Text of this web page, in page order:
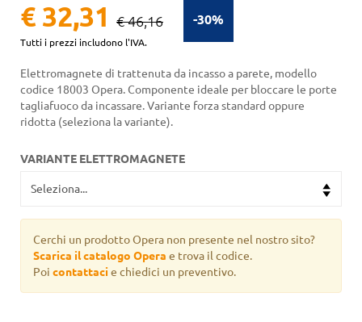
-30%
€ 32,31 € 46,16
Tutti i prezzi includono l'IVA.
Elettromagnete di trattenuta da incasso a parete, modello
codice 18003 Opera. Componente ideale per bloccare le porte
tagliafuoco da incassare. Variante forza standard oppure
ridotta (seleziona la variante).
VARIANTE ELETTROMAGNETE
Cerchi un prodotto Opera non presente nel nostro sito?
Scarica il catalogo Opera e trova il codice.
Poi contattacie chiedici un preventivo.